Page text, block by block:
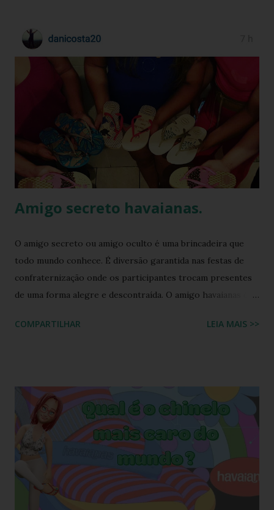
“estilo real da vida real”: confortável, descomplicado e
que moda não precisa ser cara, extravagante ou complexa e
que até as celebridades mais glamourosas valorizam peças
acessíveis que todo mundo pode ter. Hoje você vai ver por
que esse look viralizou, como a atriz combinou o modelo
Top preto, por que celebridades adoram esse clássico
brasileiro e como você pode reproduzir o visual da Kelly
Brook com facilidade. Vamos mergu...
Amigo secreto havaianas.
O amigo secreto ou amigo oculto é uma brincadeira que
todo mundo conhece. É diversão garantida nas festas de
confraternização onde os participantes trocam presentes
de uma forma alegre e descontraída. O amigo havaianas é
participantes trocam exclusivamente sandálias havaianas
o amigo havaianas acontece no final do ano para
comemorar o final do ano letivo nas escolas, nas
confraternizações do trabalho, nas festas de fim de ano,
etc.. Além da diversão que a brincadeira proporciona,
também é uma excelente oportunidade de ganhar muitas
havaianas e incorporar sua coleção.
COMPARTILHAR LEIA MAIS >>